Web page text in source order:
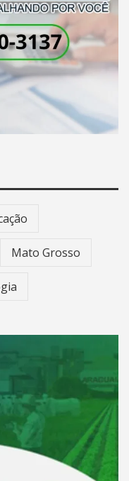
Mato Grosso